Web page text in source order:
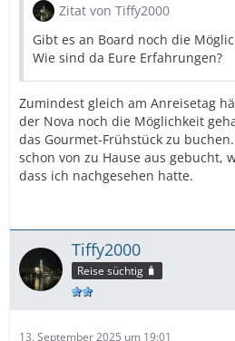
Zitat von Tiffy2000
Gibt es an Board noch die
Wie sind da Eure Erfahrungen?
Zumindest gleich am Anreisetag
der Nova noch die Möglichkeit
das Gourmet-Frühstück zu
schon von zu Hause aus gebucht,
dass ich nachgesehen hatte.
Tiffy2000
Reise süchtig 🧳
13. September 2025 um 19:01